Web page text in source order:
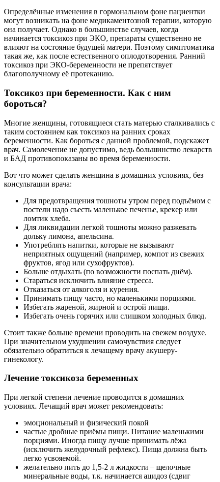
Определённые изменения в гормональном фоне пациентки
могут возникать на фоне медикаментозной терапии, которую
она получает. Однако в большинстве случаев, когда
начинается токсикоз при ЭКО, препараты существенно не
влияют на состояние будущей матери. Поэтому симптоматика
такая же, как после естественного оплодотворения. Ранний
токсикоз при ЭКО-беременности не препятствует
благополучному её протеканию.
Токсикоз при беременности. Как с ним
бороться?
Многие женщины, готовящиеся стать матерью сталкивались с
таким состоянием как токсикоз на ранних сроках
беременности. Как бороться с данной проблемой, подскажет
врач. Самолечение не допустимо, ведь большинство лекарств
и БАД противопоказаны во время беременности.
Вот что может сделать женщина в домашних условиях, без
консультации врача:
Для предотвращения тошноты утром перед подъёмом с
постели надо съесть маленькое печенье, крекер или
ломтик хлеба.
Для ликвидации легкой тошноты можно разжевать
дольку лимона, апельсина.
Употреблять напитки, которые не вызывают
неприятных ощущений (например, компот из свежих
фруктов, ягод или сухофруктов).
Больше отдыхать (по возможности поспать днём).
Стараться исключить влияние стресса.
Отказаться от алкоголя и курения.
Принимать пищу часто, но маленькими порциями.
Избегать жареной, жирной и острой пищи.
Избегать очень горячих или слишком холодных блюд.
Стоит также больше времени проводить на свежем воздухе.
При значительном ухудшении самочувствия следует
обязательно обратиться к лечащему врачу акушеру-
гинекологу.
Лечение токсикоза беременных
При легкой степени лечение проводится в домашних
условиях. Лечащий врач может рекомендовать:
эмоциональный и физический покой
частые дробные приёмы пищи. Питание маленькими
порциями. Иногда пищу лучше принимать лёжа
(исключить желудочный рефлекс). Пища должна быть
легко усвояемой.
желательно пить до 1,5-2 л жидкости – щелочные
минеральные воды, т.к. начинается ацидоз (сдвиг